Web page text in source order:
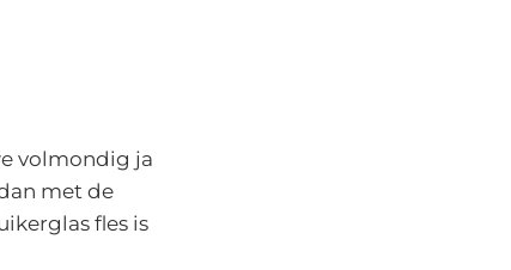
volmondig ja
met de
fles is